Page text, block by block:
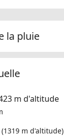
la pluie
m d'altitude
(1319 m d'altitude)